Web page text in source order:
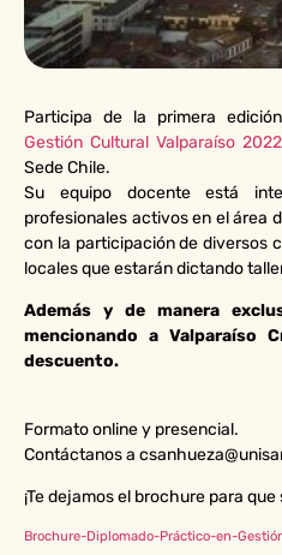
Participa de la primera
Gestión Cultural Valparaíso 2022
Sede Chile.
Su equipo docente está
profesionales activos en el área
con la participación de diversos
locales que estarán dictando
Además y de manera
mencionando a Valparaíso
descuento.
Formato online y presencial.
Contáctanos a
¡Te dejamos el brochure para
Brochure-Diplomado-Práctico-en-